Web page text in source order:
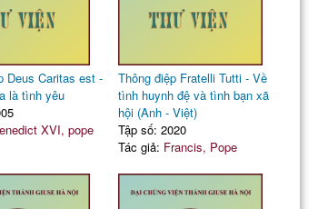
Deus Caritas est -
là tình yêu
XVI, pope
Thông điệp Fratelli Tutti - Về
tình huynh đệ và tình bạn xã
hội (Anh - Việt)
Tập số: 2020
Tác giả: Francis, Pope